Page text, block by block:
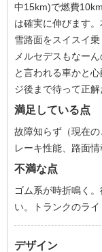
中15km)で燃費
は確実に伸びます
雪路面をスイスイ
メルセデスもなー
と言われる車かと
ジ後まで待って正解
満足している点
故障知らず（現在
レーキ性能、路面情
不満な点
ゴム系が時折鳴く
い。トランクのライ
デザイン